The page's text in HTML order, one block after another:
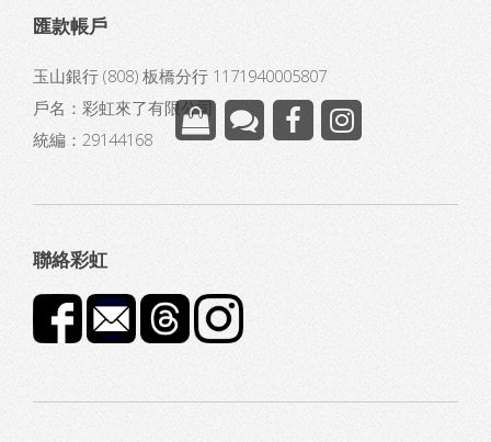
匯款帳戶
玉山銀行 (808) 板橋分行 1171940005807
戶名：彩虹來了有限公司
統編：29144168
聯絡彩虹